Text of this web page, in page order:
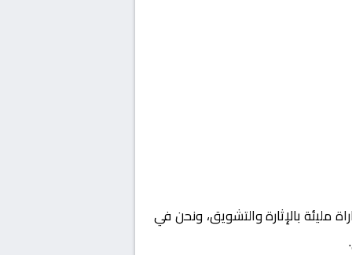
مليئة بالإثارة والتشويق، ونحن في